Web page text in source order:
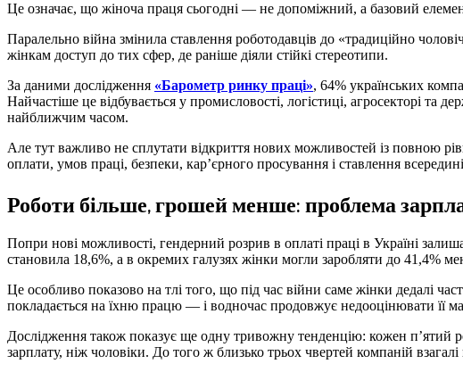
Це означає, що жіноча праця сьогодні — не допоміжний, а базовий
Паралельно війна змінила ставлення роботодавців до «традиційно
жінкам доступ до тих сфер, де раніше діяли стійкі стереотипи.
За даними дослідження «Барометр ринку праці», 64% українських
Найчастіше це відбувається у промисловості, логістиці, агросекторі
найближчим часом.
Але тут важливо не сплутати відкриття нових можливостей із повною
оплати, умов праці, безпеки, кар’єрного просування і ставлення
Роботи більше, грошей менше: проблема
Попри нові можливості, гендерний розрив в оплаті праці в Україні
становила 18,6%, а в окремих галузях жінки могли заробляти до 41,4%
Це особливо показово на тлі того, що під час війни саме жінки дедалі
покладається на їхню працю — і водночас продовжує недооцінювати її
Дослідження також показує ще одну тривожну тенденцію: кожен
зарплату, ніж чоловіки. До того ж близько трьох чвертей компаній